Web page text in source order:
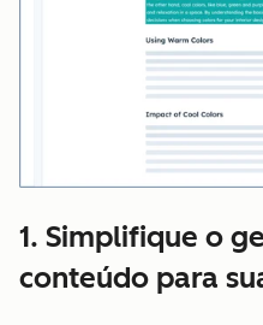
1. Simplifique o
conteúdo para